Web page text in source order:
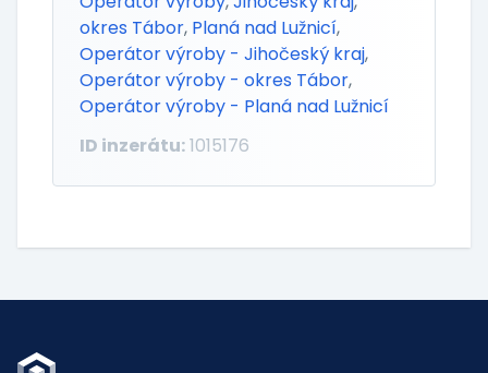
okres Tábor, Planá nad Lužnicí,
Operátor výroby - Jihočeský kraj,
Operátor výroby - okres Tábor,
Operátor výroby - Planá nad Lužnicí
ID inzerátu:1015176